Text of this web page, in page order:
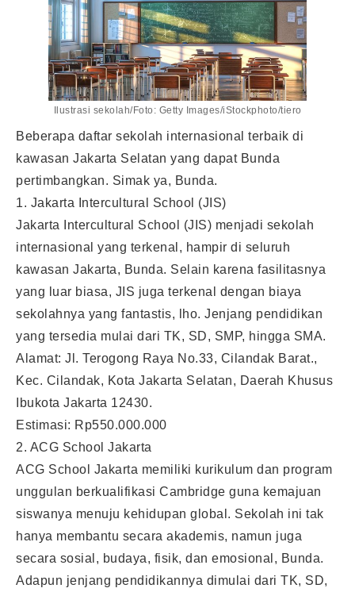
Ilustrasi sekolah/Foto: Getty Images/iStockphoto/tiero
Beberapa daftar sekolah internasional terbaik di
kawasan Jakarta Selatan yang dapat Bunda
pertimbangkan. Simak ya, Bunda.
1. Jakarta Intercultural School (JIS)
Jakarta Intercultural School (JIS) menjadi sekolah
internasional yang terkenal, hampir di seluruh
kawasan Jakarta, Bunda. Selain karena fasilitasnya
yang luar biasa, JIS juga terkenal dengan biaya
sekolahnya yang fantastis, lho. Jenjang pendidikan
yang tersedia mulai dari TK, SD, SMP, hingga SMA.
Alamat: Jl. Terogong Raya No.33, Cilandak Barat.,
Kec. Cilandak, Kota Jakarta Selatan, Daerah Khusus
Ibukota Jakarta 12430.
Estimasi: Rp550.000.000
2. ACG School Jakarta
ACG School Jakarta memiliki kurikulum dan program
unggulan berkualifikasi Cambridge guna kemajuan
siswanya menuju kehidupan global. Sekolah ini tak
hanya membantu secara akademis, namun juga
secara sosial, budaya, fisik, dan emosional, Bunda.
Adapun jenjang pendidikannya dimulai dari TK, SD,